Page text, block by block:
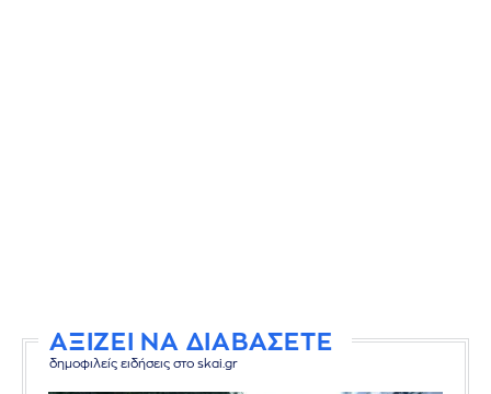
ΑΞΙΖΕΙ ΝΑ ΔΙΑΒΑΣΕΤΕ
δημοφιλείς ειδήσεις στο skai.gr